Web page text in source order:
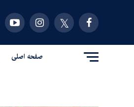
صفحه اصلی